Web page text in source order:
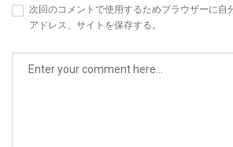
次回のコメントで使用するためブラウザーに自
アドレス、サイトを保存する。